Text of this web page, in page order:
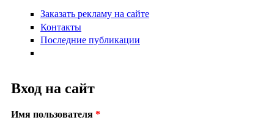
Заказать рекламу на сайте
Контакты
Последние публикации
Вход на сайт
Имя пользователя *